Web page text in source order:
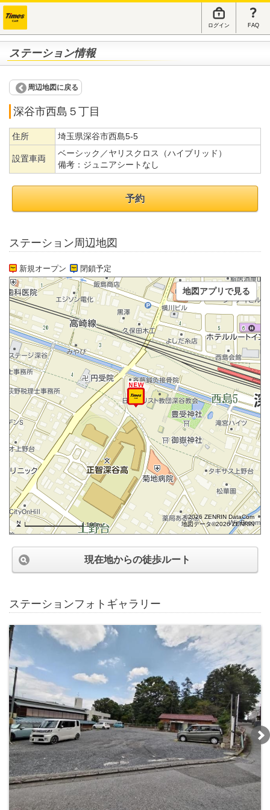
ログイン FAQ
ステーション情報
周辺地図に戻る
深谷市西島５丁目
住所 埼玉県深谷市西島5-5
設置車両
ベーシック／ヤリスクロス（ハイブリッド）
備考： ジュニアシートなし
予約
ステーション周辺地図
新規オープン 閉鎖予定
100m
©2026 ZENRIN DataCom
地図データ©2026 ZENRIN
地図アプリで見る
現在地からの徒歩ルート
ステーションフォトギャラリー